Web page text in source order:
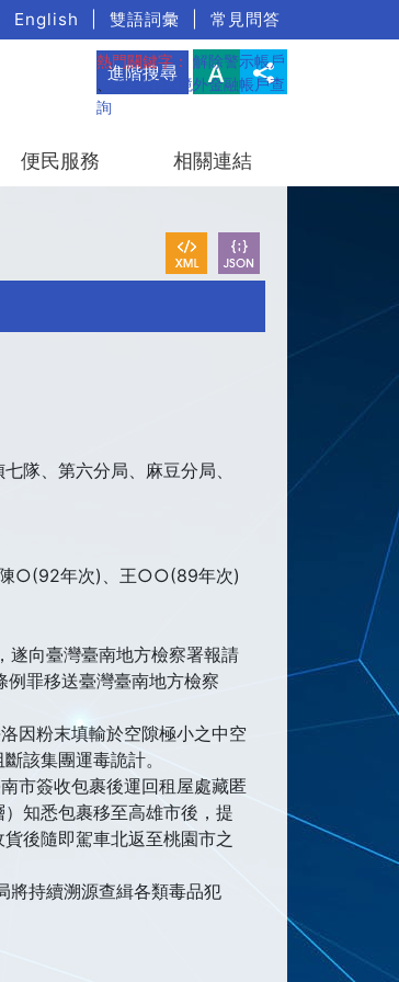
English 雙語詞彙 常見問答
進階搜尋
熱門關鍵字： 解除警示帳戶
、疑涉詐欺境外金融帳戶查
詢
便民服務 相關連結
隊、第六分局、麻豆分局、
○(92年次)、王○○(89年次)
遂向臺灣臺南地方檢察署報請
罪移送臺灣臺南地方檢察
因粉末填輸於空隙極小之中空
該集團運毒詭計。
市簽收包裹後運回租屋處藏匿
知悉包裹移至高雄市後，提
後隨即駕車北返至桃園市之
將持續溯源查緝各類毒品犯